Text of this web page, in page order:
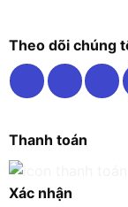
Theo dõi chúng
Thanh toán
Xác nhận